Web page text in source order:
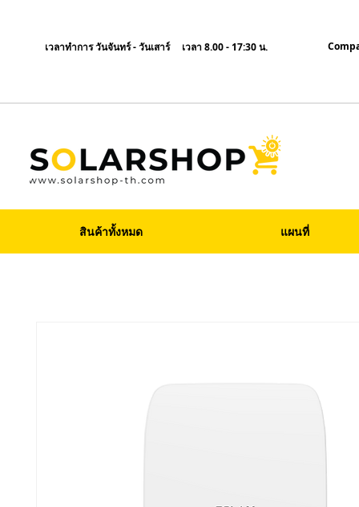
เวลาทำการ วันจันทร์ - วันเสาร์ เวลา 8.00 - 17:30 น.
สินค้าทั้งหมด แผนที่